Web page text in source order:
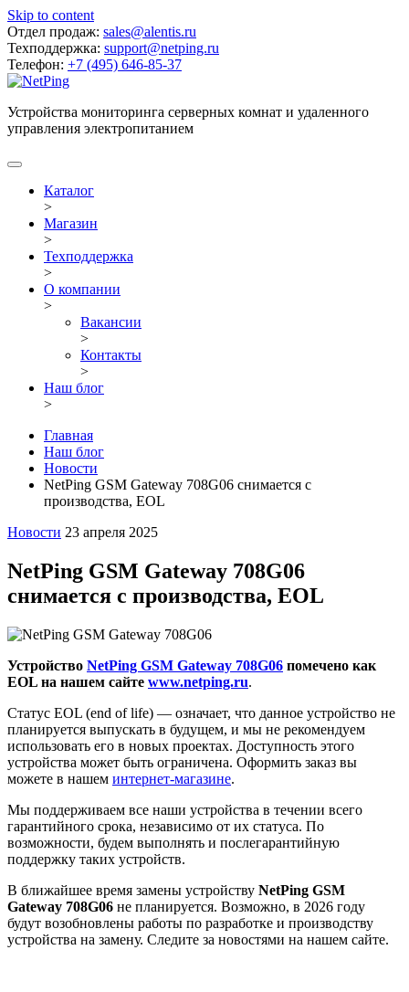
Skip to content
Отдел продаж: sales@alentis.ru
Техподдержка: support@netping.ru
Телефон: +7 (495) 646-85-37
Устройства мониторинга серверных комнат и удаленного
управления электропитанием
Каталог
>
Магазин
>
Техподдержка
>
О компании
>
Вакансии
>
Контакты
>
Наш блог
>
Главная
Наш блог
Новости
NetPing GSM Gateway 708G06 снимается с
производства, EOL
Новости 23 апреля 2025
NetPing GSM Gateway 708G06
снимается с производства, EOL
Устройство NetPing GSM Gateway 708G06 помечено как
EOL на нашем сайте www.netping.ru.
Статус EOL (end of life) — означает, что данное устройство не
планируется выпускать в будущем, и мы не рекомендуем
использовать его в новых проектах. Доступность этого
устройства может быть ограничена. Оформить заказ вы
можете в нашем интернет-магазине.
Мы поддерживаем все наши устройства в течении всего
гарантийного срока, независимо от их статуса. По
возможности, будем выполнять и послегарантийную
поддержку таких устройств.
В ближайшее время замены устройству NetPing GSM
Gateway 708G06 не планируется. Возможно, в 2026 году
будут возобновлены работы по разработке и производству
устройства на замену. Следите за новостями на нашем сайте.